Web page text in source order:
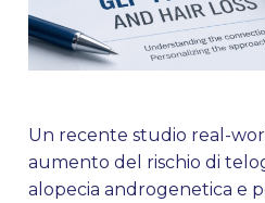
Un recente studio real-
aumento del rischio di
alopecia androgenetica e